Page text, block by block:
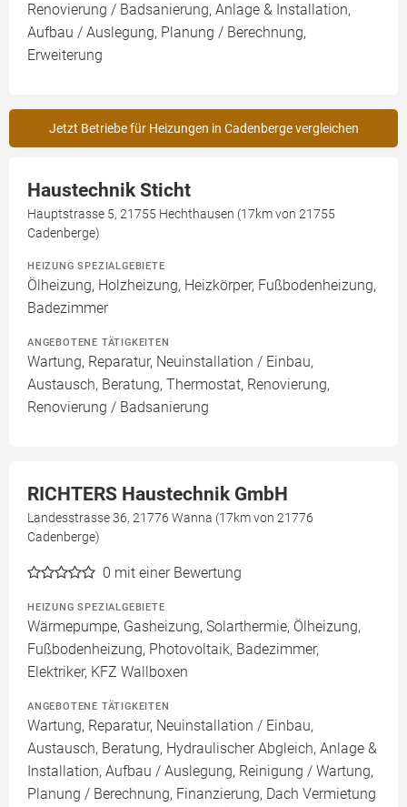
Renovierung / Badsanierung, Anlage & Installation,
Aufbau / Auslegung, Planung / Berechnung,
Erweiterung
Jetzt Betriebe für Heizungen in Cadenberge vergleichen
Haustechnik Sticht
Hauptstrasse 5, 21755 Hechthausen (17km von 21755
Cadenberge)
HEIZUNG SPEZIALGEBIETE
Ölheizung, Holzheizung, Heizkörper, Fußbodenheizung,
Badezimmer
ANGEBOTENE TÄTIGKEITEN
Wartung, Reparatur, Neuinstallation / Einbau,
Austausch, Beratung, Thermostat, Renovierung,
Renovierung / Badsanierung
RICHTERS Haustechnik GmbH
Landesstrasse 36, 21776 Wanna (17km von 21776
Cadenberge)
0 mit einer Bewertung
HEIZUNG SPEZIALGEBIETE
Wärmepumpe, Gasheizung, Solarthermie, Ölheizung,
Fußbodenheizung, Photovoltaik, Badezimmer,
Elektriker, KFZ Wallboxen
ANGEBOTENE TÄTIGKEITEN
Wartung, Reparatur, Neuinstallation / Einbau,
Austausch, Beratung, Hydraulischer Abgleich, Anlage &
Installation, Aufbau / Auslegung, Reinigung / Wartung,
Planung / Berechnung, Finanzierung, Dach Vermietung